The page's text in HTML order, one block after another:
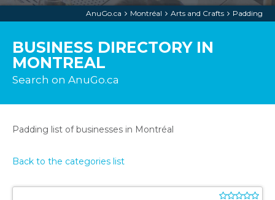
AnuGo.ca Montréal Arts and Crafts Padding
BUSINESS DIRECTORY IN
MONTREAL
Search on AnuGo.ca
Padding list of businesses in Montréal
Back to the categories list